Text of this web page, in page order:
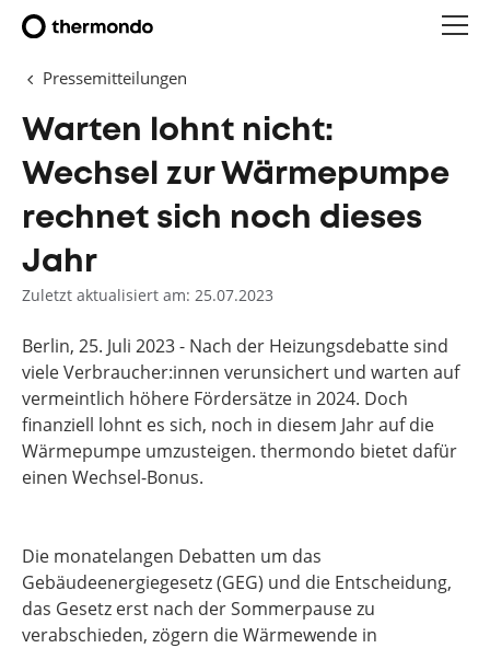
Pressemitteilungen
Warten lohnt nicht:
Wechsel zur Wärmepumpe
rechnet sich noch dieses
Jahr
Zuletzt aktualisiert am: 25.07.2023
Berlin, 25. Juli 2023 - Nach der Heizungsdebatte sind
viele Verbraucher:innen verunsichert und warten auf
vermeintlich höhere Fördersätze in 2024. Doch
finanziell lohnt es sich, noch in diesem Jahr auf die
Wärmepumpe umzusteigen. thermondo bietet dafür
einen Wechsel-Bonus.
Die monatelangen Debatten um das
Gebäudeenergiegesetz (GEG) und die Entscheidung,
das Gesetz erst nach der Sommerpause zu
verabschieden, zögern die Wärmewende in